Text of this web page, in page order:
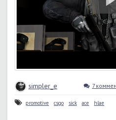
simpler_e 7
promotive csgo sick ace hlae